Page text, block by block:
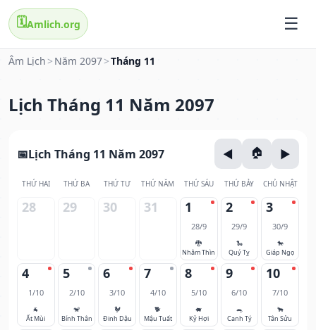
🗓️Amlich.org
Âm Lịch > Năm 2097>Tháng 11
Lịch Tháng 11 Năm 2097
Lịch Tháng 11 Năm 2097
THỨ HAI THỨ BA THỨ TƯ THỨ NĂM THỨ SÁU THỨ BẢY CHỦ NHẬT
28 29 30 31 1
28/9
🐉
Nhâm Thìn
2
29/9
🐍
Quý Tỵ
3
30/9
🐎
Giáp Ngọ
4
1/10
🐐
Ất Mùi
5
2/10
🐒
Bính Thân
6
3/10
🐓
Đinh Dậu
7
4/10
🐕
Mậu Tuất
8
5/10
🐖
Kỷ Hợi
9
6/10
🐀
Canh Tý
10
7/10
🐂
Tân Sửu